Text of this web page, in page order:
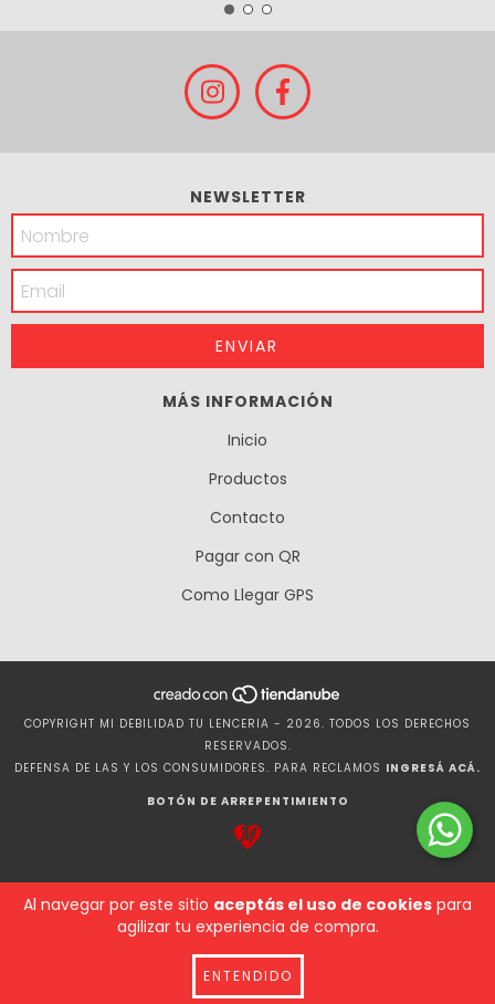
Al navegar por este sitio aceptás el uso de cookies para
agilizar tu experiencia de compra.
ENTENDIDO
NEWSLETTER
MÁS INFORMACIÓN
Inicio
Productos
Contacto
Pagar con QR
Como Llegar GPS
COPYRIGHT MI DEBILIDAD TU LENCERIA - 2026. TODOS LOS DERECHOS
RESERVADOS.
DEFENSA DE LAS Y LOS CONSUMIDORES. PARA RECLAMOS INGRESÁ ACÁ.
BOTÓN DE ARREPENTIMIENTO